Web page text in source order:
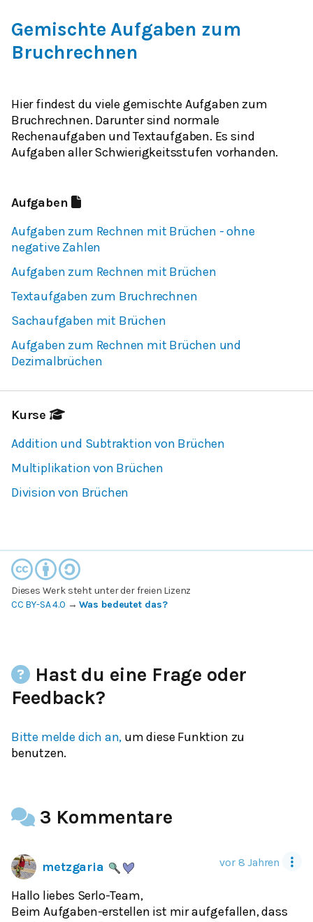
Gemischte Aufgaben zum
Bruchrechnen
Hier findest du viele gemischte Aufgaben zum
Bruchrechnen. Darunter sind normale
Rechenaufgaben und Textaufgaben. Es sind
Aufgaben aller Schwierigkeitsstufen vorhanden.
Aufgaben
Aufgaben zum Rechnen mit Brüchen - ohne
negative Zahlen
Aufgaben zum Rechnen mit Brüchen
Textaufgaben zum Bruchrechnen
Sachaufgaben mit Brüchen
Aufgaben zum Rechnen mit Brüchen und
Dezimalbrüchen
Kurse
Addition und Subtraktion von Brüchen
Multiplikation von Brüchen
Division von Brüchen
Dieses Werk steht unter der freien Lizenz
CC BY-SA 4.0 →Was bedeutet das?
Hast du eine Frage oder
Feedback?
Bitte melde dich an, um diese Funktion zu
benutzen.
3 Kommentare
metzgaria vor 8 Jahren
Hallo liebes Serlo-Team,
Beim Aufgaben-erstellen ist mir aufgefallen, dass